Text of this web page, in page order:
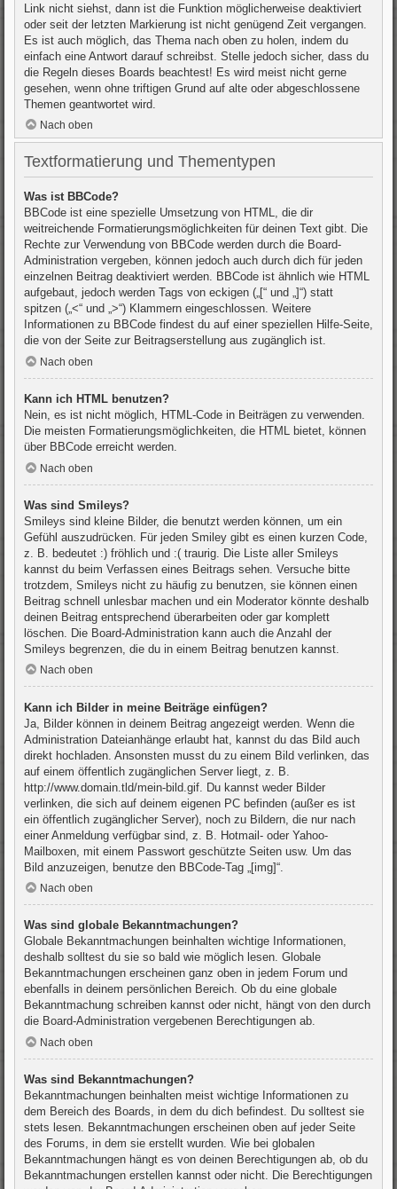
Link nicht siehst, dann ist die Funktion möglicherweise deaktiviert
oder seit der letzten Markierung ist nicht genügend Zeit vergangen.
Es ist auch möglich, das Thema nach oben zu holen, indem du
einfach eine Antwort darauf schreibst. Stelle jedoch sicher, dass du
die Regeln dieses Boards beachtest! Es wird meist nicht gerne
gesehen, wenn ohne triftigen Grund auf alte oder abgeschlossene
Themen geantwortet wird.
Nach oben
Textformatierung und Thementypen
Was ist BBCode?
BBCode ist eine spezielle Umsetzung von HTML, die dir
weitreichende Formatierungsmöglichkeiten für deinen Text gibt. Die
Rechte zur Verwendung von BBCode werden durch die Board-
Administration vergeben, können jedoch auch durch dich für jeden
einzelnen Beitrag deaktiviert werden. BBCode ist ähnlich wie HTML
aufgebaut, jedoch werden Tags von eckigen („[“ und „]“) statt
spitzen („<“ und „>“) Klammern eingeschlossen. Weitere
Informationen zu BBCode findest du auf einer speziellen Hilfe-Seite,
die von der Seite zur Beitragserstellung aus zugänglich ist.
Nach oben
Kann ich HTML benutzen?
Nein, es ist nicht möglich, HTML-Code in Beiträgen zu verwenden.
Die meisten Formatierungsmöglichkeiten, die HTML bietet, können
über BBCode erreicht werden.
Nach oben
Was sind Smileys?
Smileys sind kleine Bilder, die benutzt werden können, um ein
Gefühl auszudrücken. Für jeden Smiley gibt es einen kurzen Code,
z. B. bedeutet :) fröhlich und :( traurig. Die Liste aller Smileys
kannst du beim Verfassen eines Beitrags sehen. Versuche bitte
trotzdem, Smileys nicht zu häufig zu benutzen, sie können einen
Beitrag schnell unlesbar machen und ein Moderator könnte deshalb
deinen Beitrag entsprechend überarbeiten oder gar komplett
löschen. Die Board-Administration kann auch die Anzahl der
Smileys begrenzen, die du in einem Beitrag benutzen kannst.
Nach oben
Kann ich Bilder in meine Beiträge einfügen?
Ja, Bilder können in deinem Beitrag angezeigt werden. Wenn die
Administration Dateianhänge erlaubt hat, kannst du das Bild auch
direkt hochladen. Ansonsten musst du zu einem Bild verlinken, das
auf einem öffentlich zugänglichen Server liegt, z. B.
http://www.domain.tld/mein-bild.gif. Du kannst weder Bilder
verlinken, die sich auf deinem eigenen PC befinden (außer es ist
ein öffentlich zugänglicher Server), noch zu Bildern, die nur nach
einer Anmeldung verfügbar sind, z. B. Hotmail- oder Yahoo-
Mailboxen, mit einem Passwort geschützte Seiten usw. Um das
Bild anzuzeigen, benutze den BBCode-Tag „[img]“.
Nach oben
Was sind globale Bekanntmachungen?
Globale Bekanntmachungen beinhalten wichtige Informationen,
deshalb solltest du sie so bald wie möglich lesen. Globale
Bekanntmachungen erscheinen ganz oben in jedem Forum und
ebenfalls in deinem persönlichen Bereich. Ob du eine globale
Bekanntmachung schreiben kannst oder nicht, hängt von den durch
die Board-Administration vergebenen Berechtigungen ab.
Nach oben
Was sind Bekanntmachungen?
Bekanntmachungen beinhalten meist wichtige Informationen zu
dem Bereich des Boards, in dem du dich befindest. Du solltest sie
stets lesen. Bekanntmachungen erscheinen oben auf jeder Seite
des Forums, in dem sie erstellt wurden. Wie bei globalen
Bekanntmachungen hängt es von deinen Berechtigungen ab, ob du
Bekanntmachungen erstellen kannst oder nicht. Die Berechtigungen